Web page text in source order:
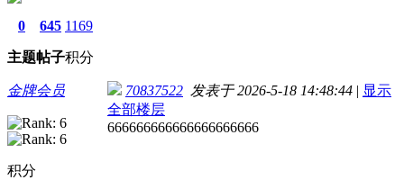
0
主题
645
帖子
1169
积分
金牌会员
积分
70837522 发表于 2026-5-18 14:48:44 | 显示
全部楼层
666666666666666666666